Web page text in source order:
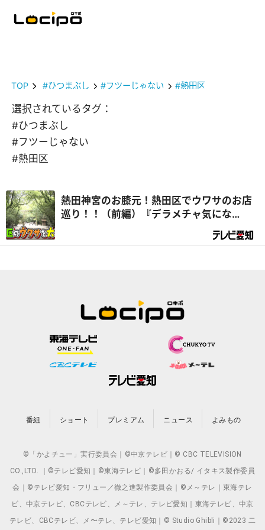
TOP #ひつまぶし #フツーじゃない #熱田区
選択されているタグ：
#ひつまぶし
#フツーじゃない
#熱田区
熱田神宮のお膝元！熱田区でウワサのお店
巡り！！（前編）『デラメチャ気にな
番組 ショート プレミアム ニュース よみもの
©「かよチュー」実行委員会｜©中京テレビ｜© CBC TELEVISION
CO.,LTD. ｜©テレビ愛知｜©東海テレビ｜©多田かおる/ イタキス製作委員
会｜©テレビ愛知・フリュー／徹之進製作委員会｜©メ～テレ｜東海テレ
ビ、中京テレビ、CBCテレビ、メ～テレ、テレビ愛知｜東海テレビ、中京
テレビ、CBCテレビ、メ〜テレ、テレビ愛知｜© Studio Ghibli｜©2023 二